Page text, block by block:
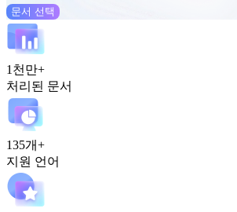
문서 선택
1천만+
처리된 문서
135개+
지원 언어